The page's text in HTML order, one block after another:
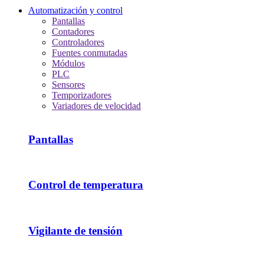
Automatización y control
Pantallas
Contadores
Controladores
Fuentes conmutadas
Módulos
PLC
Sensores
Temporizadores
Variadores de velocidad
Pantallas
Control de temperatura
Vigilante de tensión